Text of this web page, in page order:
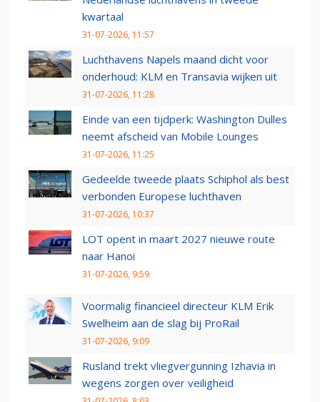
kwartaal
31-07-2026, 11:57
Luchthavens Napels maand dicht voor
onderhoud: KLM en Transavia wijken uit
31-07-2026, 11:28
Einde van een tijdperk: Washington Dulles
neemt afscheid van Mobile Lounges
31-07-2026, 11:25
Gedeelde tweede plaats Schiphol als best
verbonden Europese luchthaven
31-07-2026, 10:37
LOT opent in maart 2027 nieuwe route
naar Hanoi
31-07-2026, 9:59
Voormalig financieel directeur KLM Erik
Swelheim aan de slag bij ProRail
31-07-2026, 9:09
Rusland trekt vliegvergunning Izhavia in
wegens zorgen over veiligheid